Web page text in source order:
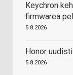
Keychron
firmwarea
5.8.2026
Honor
5.8.2026